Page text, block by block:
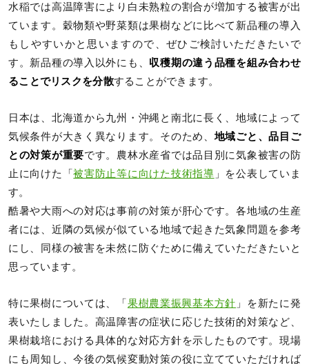
水稲では高温障害により白未熟粒の割合が増加する被害が出
ています。穀物類や野菜類は果樹などに比べて新品種の導入
もしやすいかと思いますので、ぜひご検討いただきたいで
す。新品種の導入以外にも、 収穫期の違う品種を組み合わせ
ることでリスクを分散することができます。
日本は、北海道から九州・沖縄と南北に長く、地域によって
気候条件が大きく異なります。そのため、地域ごと、品目ご
との対策が重要です。農林水産省では品目別に気象被害の防
止に向けた「被害防止等に向けた技術指導 」を公表していま
す。
酷暑や大雨への対応は事前の対策が肝心です。各地域の生産
者には、近隣の気候が似ている地域で起きた気象問題を参考
にし、同様の被害を未然に防ぐために備えていただきたいと
思っています。
特に果樹については、「 果樹農業振興基本方針 」を新たに発
表いたしました。高温障害の症状に応じた技術的対策など、
果樹栽培における具体的な対応方針を示したものです。現場
にも周知し、今後の気候変動対策の役に立てていただければ